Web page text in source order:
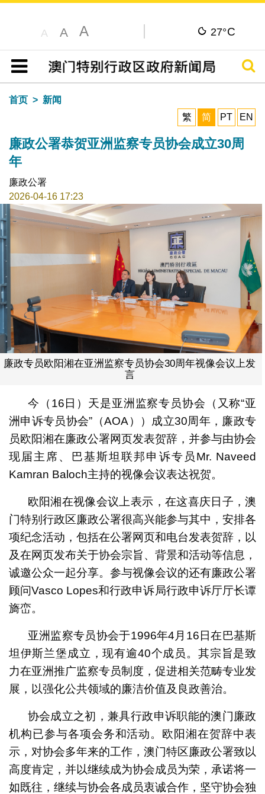
A A A 27°C
目录
搜寻
首页
新闻
繁
简 PT EN
廉政公署恭贺亚洲监察专员协会成立30周
年
廉政公署
2026-04-16 17:23
廉政专员欧阳湘在亚洲监察专员协会30周年视像会议上发
言
今（16日）天是亚洲监察专员协会（又称“亚
洲申诉专员协会”（AOA））成立30周年，廉政专
员欧阳湘在廉政公署网页发表贺辞，并参与由协会
现届主席、巴基斯坦联邦申诉专员Mr. Naveed
Kamran Baloch主持的视像会议表达祝贺。
欧阳湘在视像会议上表示，在这喜庆日子，澳
门特别行政区廉政公署很高兴能参与其中，安排各
项纪念活动，包括在公署网页和电台发表贺辞，以
及在网页发布关于协会宗旨、背景和活动等信息，
诚邀公众一起分享。参与视像会议的还有廉政公署
顾问Vasco Lopes和行政申诉局行政申诉厅厅长谭
旖峦。
亚洲监察专员协会于1996年4月16日在巴基斯
坦伊斯兰堡成立，现有逾40个成员。其宗旨是致
力在亚洲推广监察专员制度，促进相关范畴专业发
展，以强化公共领域的廉洁价值及良政善治。
协会成立之初，兼具行政申诉职能的澳门廉政
机构已参与各项会务和活动。欧阳湘在贺辞中表
示，对协会多年来的工作，澳门特区廉政公署致以
高度肯定，并以继续成为协会成员为荣，承诺将一
如既往，继续与协会各成员衷诚合作，坚守协会独